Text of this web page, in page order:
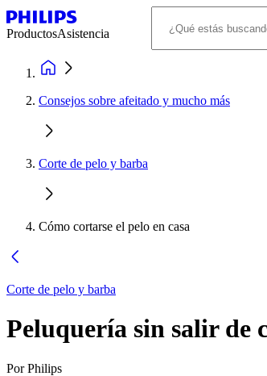
ProductosAsistencia
Consejos sobre afeitado y mucho más
Corte de pelo y barba
Cómo cortarse el pelo en casa
Corte de pelo y barba
Peluquería sin salir de
Por Philips